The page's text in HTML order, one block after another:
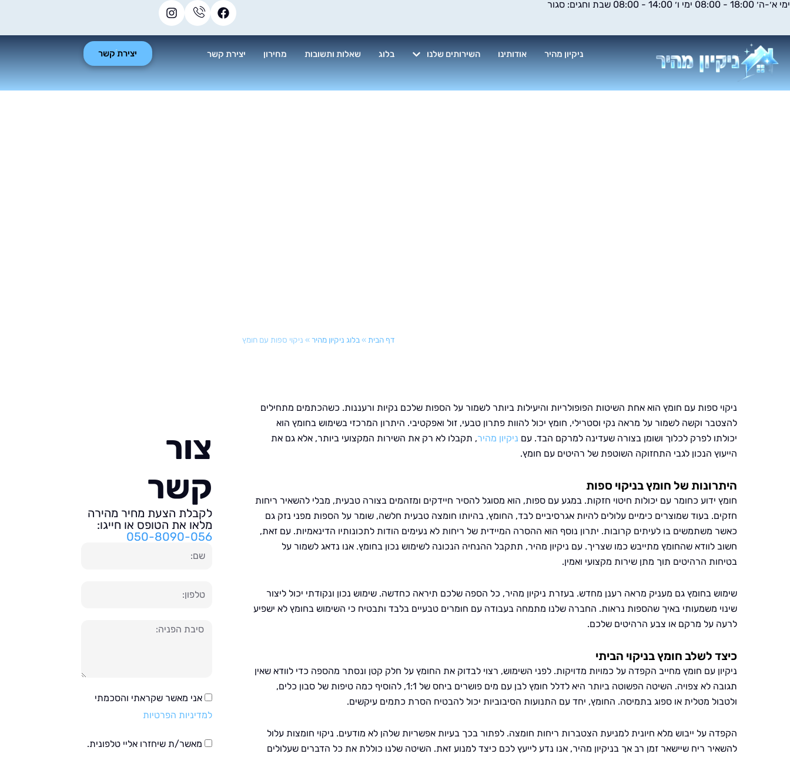
דילוג
ימי א׳-ה׳ 18:00 - 08:00 ימי ו׳ 14:00 - 08:00 שבת וחגים: סגור
ניקיון מהיר אודותינו השירותים שלנו בלוג שאלות ותשובות מחירון יצירת קשר יצירת קשר
דף הבית »בלוג ניקיון מהיר» ניקוי ספות עם חומץ
ניקוי ספות עם חומץ הוא אחת השיטות הפופולריות והיעילות ביותר לשמור על הספות שלכם נקיות ורעננות. כשהכתמים מתחילים
להצטבר וקשה לשמור על מראה נקי וסטרילי, חומץ יכול להוות פתרון טבעי, זול ואפקטיבי. היתרון המרכזי בשימוש בחומץ הוא
יכולתו לפרק לכלוך ושומן בצורה שעדינה למרקם הבד. עם ניקיון מהיר, תקבלו לא רק את השירות המקצועי ביותר, אלא גם את
הייעוץ הנכון לגבי התחזוקה השוטפת של רהיטים עם חומץ.
היתרונות של חומץ בניקוי ספות
חומץ ידוע כחומר עם יכולות חיטוי חזקות. במגע עם ספות, הוא מסוגל להסיר חיידקים ומזהמים בצורה טבעית, מבלי להשאיר ריחות
חזקים. בעוד שמוצרים כימיים עלולים להיות אגרסיביים לבד, החומץ, בהיותו חומצה טבעית חלשה, שומר על הספות מפני נזק גם
כאשר משתמשים בו לעיתים קרובות. יתרון נוסף הוא ההסרה המיידית של ריחות לא נעימים הודות לתכונותיו הדינאמיות. עם זאת,
חשוב לוודא שהחומץ מתייבש כמו שצריך. עם ניקיון מהיר, תתקבל ההנחיה הנכונה לשימוש נכון בחומץ. אנו נדאג לשמור על
בטיחות הרהיטים תוך מתן שירות מקצועי ואמין.
שימוש בחומץ גם מעניק מראה רענן מחדש. בעזרת ניקיון מהיר, כל הספה שלכם תיראה כחדשה. שימוש נכון ונקודתי יכול ליצור
שינוי משמעותי באיך שהספות נראות. החברה שלנו מתמחה בעבודה עם חומרים טבעיים בלבד ותבטיח כי השימוש בחומץ לא ישפיע
לרעה על מרקם או צבע הרהיטים שלכם.
כיצד לשלב חומץ בניקוי הביתי
ניקיון עם חומץ מחייב הקפדה על כמויות מדויקות. לפני השימוש, רצוי לבדוק את החומץ על חלק קטן ונסתר מהספה כדי לוודא שאין
תגובה לא צפויה. השיטה הפשוטה ביותר היא לדלל חומץ לבן עם מים פושרים ביחס של 1:1, להוסיף כמה טיפות של סבון כלים,
ולטבול מטלית או ספוג בתמיסה. החומץ, יחד עם התנועות הסיבוביות יכול להבטיח הסרת כתמים עיקשים.
הקפדה על ייבוש מלא חיונית למניעת הצטברות ריחות חומצה. לפתור בכך בעיות אפשריות שלהן לא מודעים. ניקוי חומצות עלול
להשאיר ריח שיישאר זמן רב אך בניקיון מהיר, אנו נדע לייעץ לכם כיצד למנוע זאת. השיטה שלנו כוללת את כל הדברים שעלולים
צור
קשר
לקבלת הצעת מחיר מהירה
מלאו את הטופס או חייגו:
050-8090-056
טלפון
הודעה
אני מאשר שקראתי והסכמתי
למדיניות הפרטיות
מאשר/ת שיחזרו אליי טלפונית.